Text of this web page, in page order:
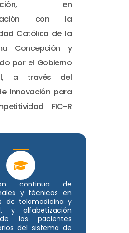
continua de
y técnicos en
de telemedicina y
y alfabetización
los pacientes
del sistema de
en
con la
Católica de la
Concepción y
por el Gobierno
a través del
Innovación para
FIC-R